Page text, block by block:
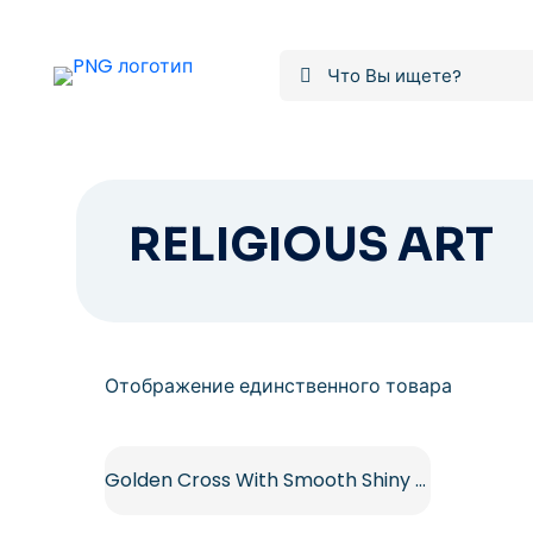
RELIGIOUS ART
Отображение единственного товара
Golden Cross With Smooth Shiny Metallic Surface Free PNG